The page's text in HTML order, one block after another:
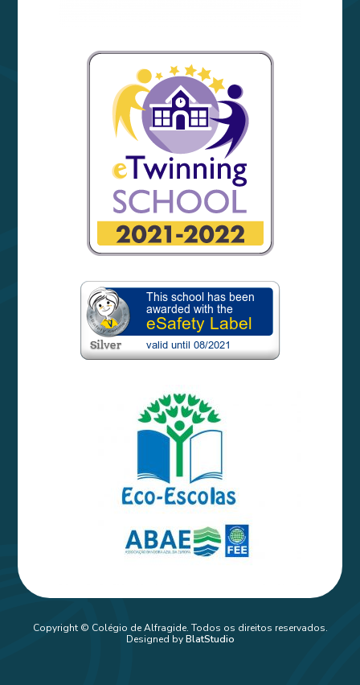
Copyright © Colégio de Alfragide. Todos os direitos reservados.
Designed byBlatStudio